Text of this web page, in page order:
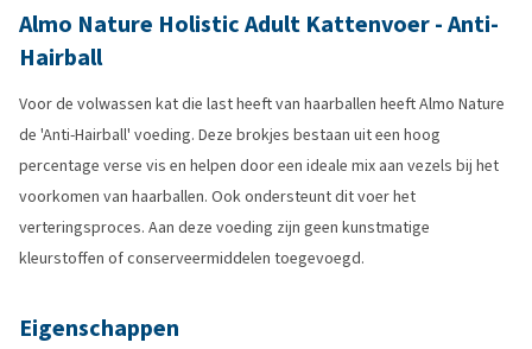
Almo Nature Holistic Adult Kattenvoer - Anti-
Hairball
Voor de volwassen kat die last heeft van haarballen heeft Almo Nature
de 'Anti-Hairball' voeding. Deze brokjes bestaan uit een hoog
percentage verse vis en helpen door een ideale mix aan vezels bij het
voorkomen van haarballen. Ook ondersteunt dit voer het
verteringsproces. Aan deze voeding zijn geen kunstmatige
kleurstoffen of conserveermiddelen toegevoegd.
Eigenschappen